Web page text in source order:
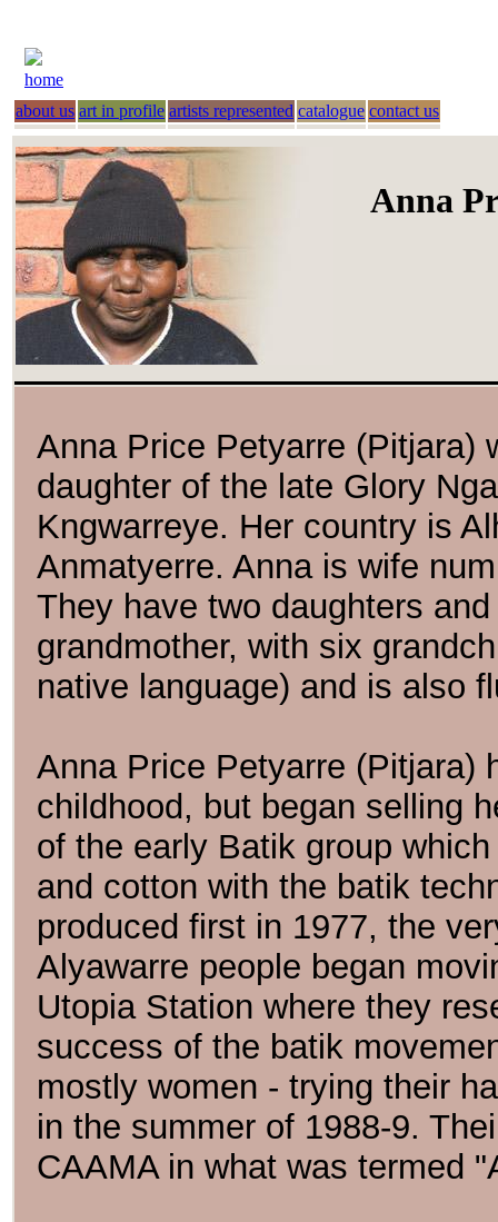
home
about us art in profile artists represented catalogue contact us
Anna
Anna Price Petyarre (Pitjara)
daughter of the late Glory
Kngwarreye. Her country is
Anmatyerre. Anna is wife
They have two daughters
grandmother, with six
native language) and is also
Anna Price Petyarre (Pitjara)
childhood, but began selling
of the early Batik group
and cotton with the batik
produced first in 1977, the
Alyawarre people began
Utopia Station where they
success of the batik
mostly women - trying their
in the summer of 1988-9.
CAAMA in what was termed